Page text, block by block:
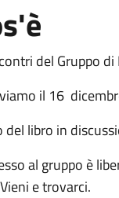
del Gruppo
il 16
del libro in
al gruppo è
e trovarci.